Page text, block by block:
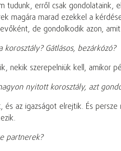
tudunk, erről csak gondolataink,
magára marad ezekkel a
de gondolkodik azon, amit
Gátlásos, bezárkózó?
nekik szerepelniük kell, amikor
nyitott korosztály, azt
az igazságot elrejtik. És
partnerek?